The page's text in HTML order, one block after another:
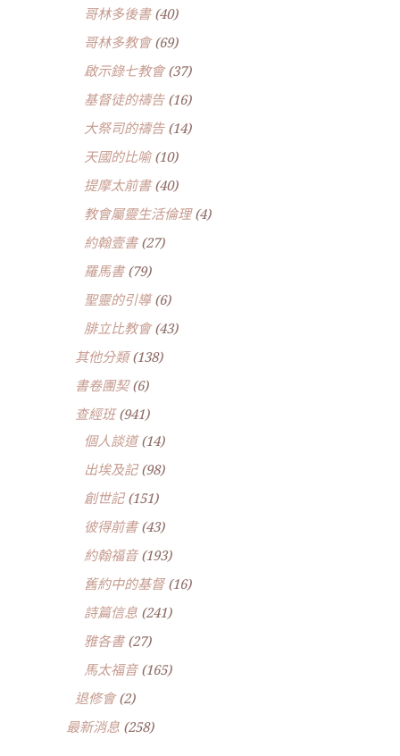
哥林多後書(40)
哥林多教會(69)
啟示錄七教會(37)
基督徒的禱告(16)
大祭司的禱告(14)
天國的比喻(10)
提摩太前書(40)
教會屬靈生活倫理(4)
約翰壹書(27)
羅馬書(79)
聖靈的引導(6)
腓立比教會(43)
其他分類(138)
書卷團契(6)
查經班(941)
個人談道(14)
出埃及記(98)
創世記(151)
彼得前書(43)
約翰福音(193)
舊約中的基督(16)
詩篇信息 (241)
雅各書(27)
馬太福音(165)
退修會(2)
最新消息 (258)